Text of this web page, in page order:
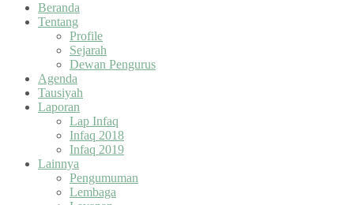
Beranda
Tentang
Profile
Sejarah
Dewan Pengurus
Agenda
Tausiyah
Laporan
Lap Infaq
Infaq 2018
Infaq 2019
Lainnya
Pengumuman
Lembaga